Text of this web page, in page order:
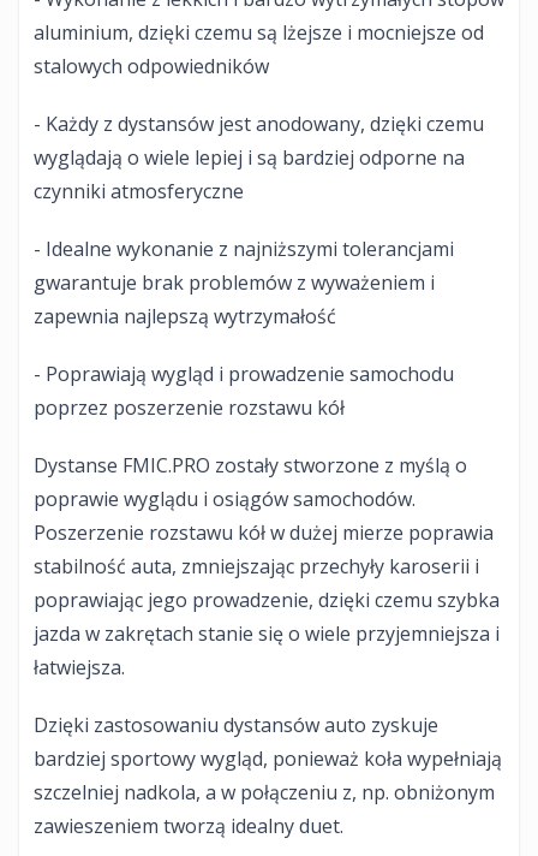
aluminium, dzięki czemu są lżejsze i mocniejsze od
stalowych odpowiedników
- Każdy z dystansów jest anodowany, dzięki czemu
wyglądają o wiele lepiej i są bardziej odporne na
czynniki atmosferyczne
- Idealne wykonanie z najniższymi tolerancjami
gwarantuje brak problemów z wyważeniem i
zapewnia najlepszą wytrzymałość
- Poprawiają wygląd i prowadzenie samochodu
poprzez poszerzenie rozstawu kół
Dystanse FMIC.PRO zostały stworzone z myślą o
poprawie wyglądu i osiągów samochodów.
Poszerzenie rozstawu kół w dużej mierze poprawia
stabilność auta, zmniejszając przechyły karoserii i
poprawiając jego prowadzenie, dzięki czemu szybka
jazda w zakrętach stanie się o wiele przyjemniejsza i
łatwiejsza.
Dzięki zastosowaniu dystansów auto zyskuje
bardziej sportowy wygląd, ponieważ koła wypełniają
szczelniej nadkola, a w połączeniu z, np. obniżonym
zawieszeniem tworzą idealny duet.